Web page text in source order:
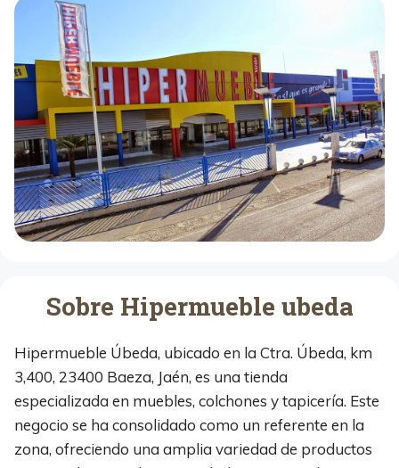
Sobre Hipermueble ubeda
Hipermueble Úbeda, ubicado en la Ctra. Úbeda, km
3,400, 23400 Baeza, Jaén, es una tienda
especializada en muebles, colchones y tapicería. Este
negocio se ha consolidado como un referente en la
zona, ofreciendo una amplia variedad de productos